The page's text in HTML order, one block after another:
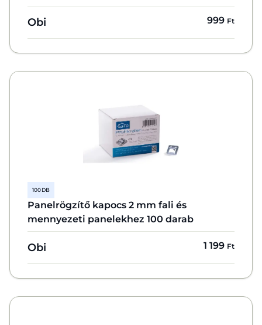
Obi 999 Ft
100 DB
Panelrögzítő kapocs 2 mm fali és
mennyezeti panelekhez 100 darab
Obi 1 199 Ft